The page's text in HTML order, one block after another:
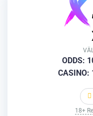
ODDS:
CASINO:
18+